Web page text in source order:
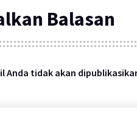
Balasan
Anda tidak akan